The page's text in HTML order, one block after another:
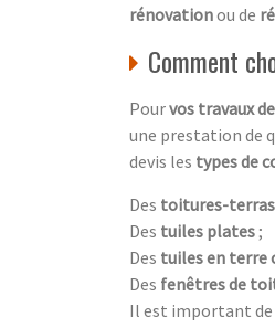
rénovationou de
Comment
Pourvos travaux
une prestation de
devis les types de
Des toitures-
Des tuiles plates ;
Des tuiles en terre
Des fenêtres de
Il est important de